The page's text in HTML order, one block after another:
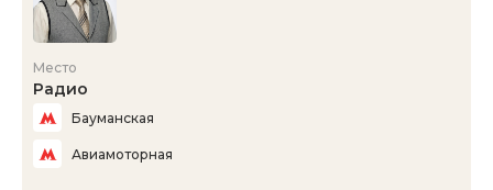
Место
Радио
Бауманская
Авиамоторная